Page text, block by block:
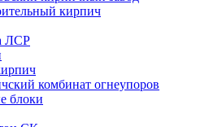
кирпич
ЛСР
комбинат огнеупоров
блоки